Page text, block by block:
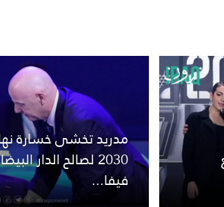
مدريد تخشى خسارة
2030 لصالح الدار
فيفا...